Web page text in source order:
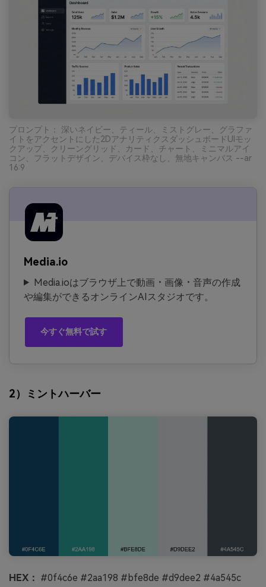
プロンプト： 深いネイビー、ティール、ミストグレー、グラファ
イトをアクセントにした2DアナリティクスダッシュボードUIモッ
クアップ、クリーングリッド、カード、チャート、ミニマルアイ
コン、フラットデザイン、デバイス枠なし、無地キャンバス --ar
16:9
Media.io
Media.ioはブラウザ上で動画・画像・音声の作成
や編集ができるオンラインAIスタジオです。
今すぐ無料で試す
2）ミントハーバー
HEX： #0f4c6e #2aa198 #bfe8de #d9dee2 #4a545c